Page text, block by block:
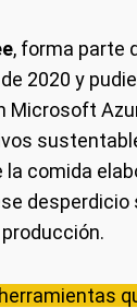
, forma parte
2020 y
Microsoft
la comida
desperdicio